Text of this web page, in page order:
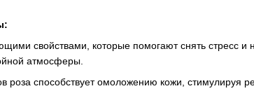
свойствами, которые помогают снять стресс и
атмосферы.
способствует омоложению кожи, стимулируя